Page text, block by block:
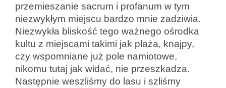
przemieszanie sacrum i profanum w tym
niezwykłym miejscu bardzo mnie zadziwia.
Niezwykła bliskość tego ważnego ośrodka
kultu z miejscami takimi jak plaża, knajpy,
czy wspomniane już pole namiotowe,
nikomu tutaj jak widać, nie przeszkadza.
Następnie weszliśmy do lasu i szliśmy